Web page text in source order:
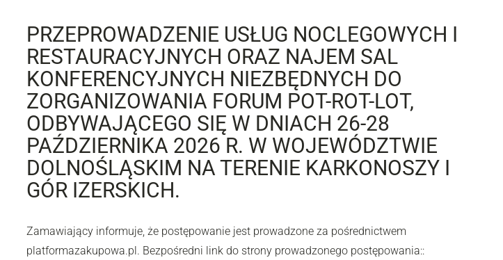
PRZEPROWADZENIE USŁUG NOCLEGOWYCH I
RESTAURACYJNYCH ORAZ NAJEM SAL
KONFERENCYJNYCH NIEZBĘDNYCH DO
ZORGANIZOWANIA FORUM POT-ROT-LOT,
ODBYWAJĄCEGO SIĘ W DNIACH 26-28
PAŹDZIERNIKA 2026 R. W WOJEWÓDZTWIE
DOLNOŚLĄSKIM NA TERENIE KARKONOSZY I
GÓR IZERSKICH.
Zamawiający informuje, że postępowanie jest prowadzone za pośrednictwem
platformazakupowa.pl. Bezpośredni link do strony prowadzonego postępowania::